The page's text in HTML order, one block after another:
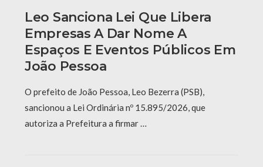
Leo Sanciona Lei Que Libera
Empresas A Dar Nome A
Espaços E Eventos Públicos Em
João Pessoa
O prefeito de João Pessoa, Leo Bezerra (PSB),
sancionou a Lei Ordinária nº 15.895/2026, que
autoriza a Prefeitura a firmar …